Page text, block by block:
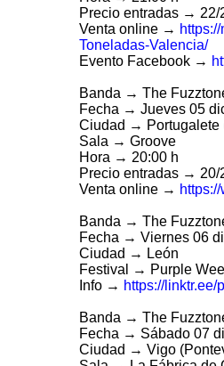
Precio entradas → 22/
Venta online →
Toneladas-Valencia/
Evento Facebook →
Banda → The
Fecha → Jueves 05
Ciudad → Portugalete
Sala → Groove
Hora → 20:00 h
Precio entradas → 20/
Venta online →
Banda → The
Fecha → Viernes 06
Ciudad → León
Festival → Purple
Info → https://linktr.ee/
Banda → The
Fecha → Sábado 07
Ciudad → Vigo